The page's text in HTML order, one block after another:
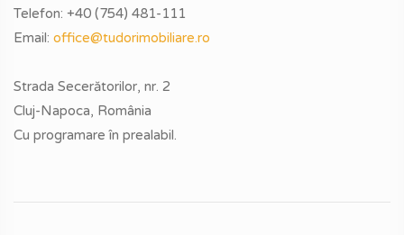
Telefon: +40 (754) 481-111
Email: office@tudorimobiliare.ro
Strada Secerătorilor, nr. 2
Cluj-Napoca, România
Cu programare în prealabil.